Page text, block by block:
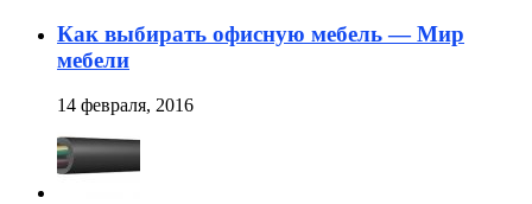
Как выбирать офисную мебель — Мир
мебели
14 февраля, 2016